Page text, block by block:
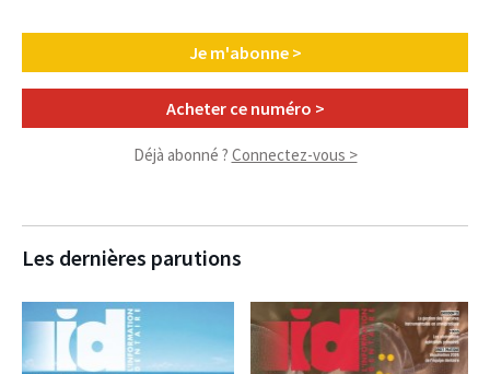
Je m'abonne >
Acheter ce numéro >
Déjà abonné ? Connectez-vous >
Les dernières parutions